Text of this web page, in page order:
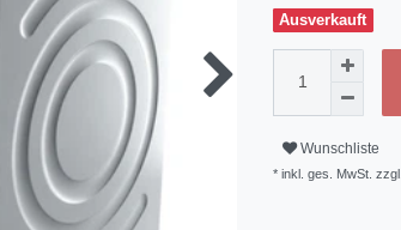
Ausverkauft
Wunschliste
* inkl. ges. MwSt. zzgl.